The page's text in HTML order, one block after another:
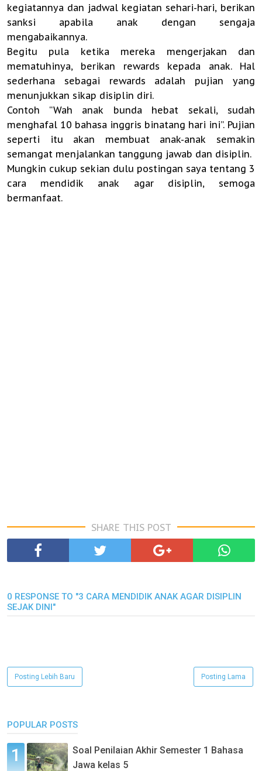
kegiatannya dan jadwal kegiatan sehari-hari, berikan
sanksi apabila anak dengan sengaja
mengabaikannya.
Begitu pula ketika mereka mengerjakan dan
mematuhinya, berikan rewards kepada anak. Hal
sederhana sebagai rewards adalah pujian yang
menunjukkan sikap disiplin diri.
Contoh “Wah anak bunda hebat sekali, sudah
menghafal 10 bahasa inggris binatang hari ini”. Pujian
seperti itu akan membuat anak-anak semakin
semangat menjalankan tanggung jawab dan disiplin.
Mungkin cukup sekian dulu postingan saya tentang 3
cara mendidik anak agar disiplin, semoga
bermanfaat.
SHARE THIS POST
0 RESPONSE TO "3 CARA MENDIDIK ANAK AGAR DISIPLIN
SEJAK DINI"
Posting Lebih Baru Posting Lama
POPULAR POSTS
Soal Penilaian Akhir Semester 1 Bahasa
Jawa kelas 5